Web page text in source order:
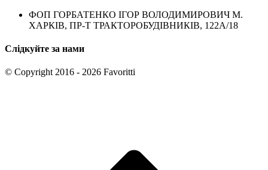
ФОП ГОРБАТЕНКО ІГОР ВОЛОДИМИРОВИЧ М.
ХАРКІВ, ПР-Т ТРАКТОРОБУДІВНИКІВ, 122А/18
Слідкуйте за нами
© Copyright 2016 - 2026 Favoritti